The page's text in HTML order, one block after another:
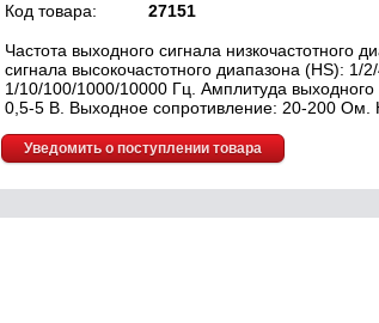
Код товара:
27151
Частота выходного сигнала низкочастотного
сигнала высокочастотного диапазона (HS): 1/
1/10/100/1000/10000 Гц. Амплитуда
0,5-5 В. Выходное сопротивление: 20-200 Ом.
Уведомить о поступлении товара